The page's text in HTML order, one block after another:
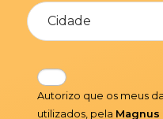
Autorizo que os meus
utilizados, pela Magnus